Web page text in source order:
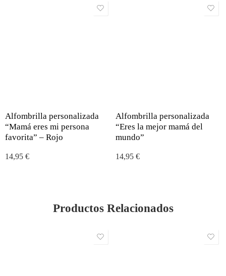
Alfombrilla personalizada
“Mamá eres mi persona
favorita” – Rojo
14,95 €
Alfombrilla personalizada
“Eres la mejor mamá del
mundo”
14,95 €
Productos Relacionados